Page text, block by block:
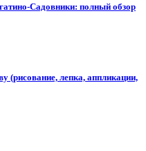
Садовники: полный обзор
(рисование, лепка, аппликации,